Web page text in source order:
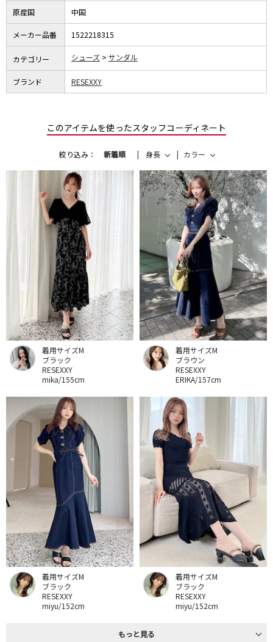
原産国 中国
メーカー品番 1522218315
カテゴリー シューズ サンダル
ブランド RESEXXY
このアイテムを使ったスタッフコーディネート
絞り込み： 新着順 身長 カラー
着用サイズM
ブラック
RESEXXY
mika/155cm
着用サイズM
ブラウン
RESEXXY
ERIKA/157cm
着用サイズM
ブラック
RESEXXY
miyu/152cm
着用サイズM
ブラック
RESEXXY
miyu/152cm
もっと見る